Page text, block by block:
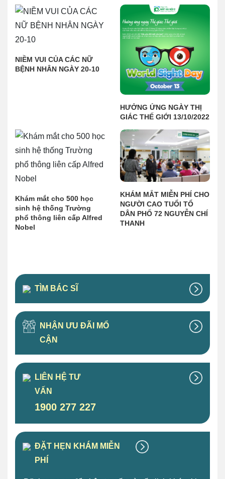
NIỀM VUI CỦA CÁC NỮ
BỆNH NHÂN NGÀY 20-10
HƯỞNG ỨNG NGÀY THỊ
GIÁC THẾ GIỚI 13/10/2022
Khám mắt cho 500 học
sinh hệ thống Trường
phổ thông liên cấp Alfred
Nobel
KHÁM MẮT MIỄN PHÍ CHO
NGƯỜI CAO TUỔI TỔ
DÂN PHỐ 72 NGUYỄN CHÍ
THANH
TÌM BÁC SĨ
NHẬN ƯU ĐÃI MỔ
CẬN
LIÊN HỆ TƯ
VẤN
1900 277 227
ĐẶT HẸN KHÁM MIỄN
PHÍ